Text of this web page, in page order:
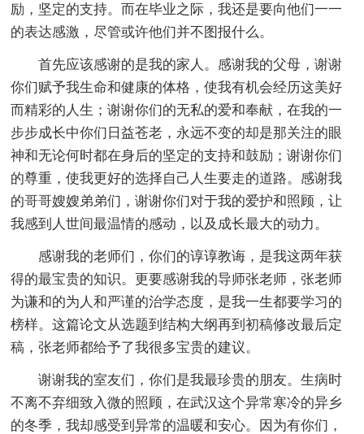
励，坚定的支持。而在毕业之际，我还是要向他们一一
的表达感激，尽管或许他们并不图报什么。
首先应该感谢的是我的家人。感谢我的父母，谢谢
你们赋予我生命和健康的体格，使我有机会经历这美好
而精彩的人生；谢谢你们的无私的爱和奉献，在我的一
步步成长中你们日益苍老，永远不变的却是那关注的眼
神和无论何时都在身后的坚定的支持和鼓励；谢谢你们
的尊重，使我更好的选择自己人生要走的道路。感谢我
的哥哥嫂嫂弟弟们，谢谢你们对于我的爱护和照顾，让
我感到人世间最温情的感动，以及成长最大的动力。
感谢我的老师们，你们的谆谆教诲，是我这两年获
得的最宝贵的知识。更要感谢我的导师张老师，张老师
为谦和的为人和严谨的治学态度，是我一生都要学习的
榜样。这篇论文从选题到结构大纲再到初稿修改最后定
稿，张老师都给予了我很多宝贵的建议。
谢谢我的室友们，你们是我最珍贵的朋友。生病时
不离不弃细致入微的照顾，在武汉这个异常寒冷的异乡
的冬季，我却感受到异常的温暖和安心。因为有你们，